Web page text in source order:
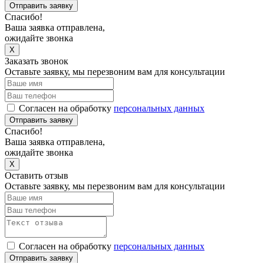
Отправить заявку
Спасибо!
Ваша заявка отправлена,
ожидайте звонка
X
Заказать звонок
Оставьте заявку, мы перезвоним вам для консультации
Согласен на обработку персональных данных
Отправить заявку
Спасибо!
Ваша заявка отправлена,
ожидайте звонка
X
Оставить отзыв
Оставьте заявку, мы перезвоним вам для консультации
Согласен на обработку персональных данных
Отправить заявку